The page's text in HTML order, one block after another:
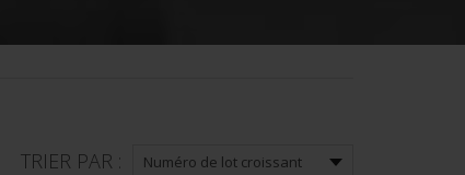
TRIER PAR :